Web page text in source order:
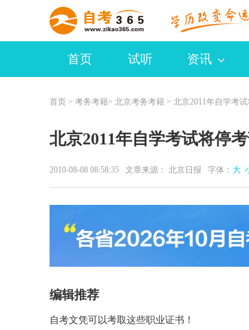
首页 试听 资讯
首页 > 考务考籍> 北京考务考籍 > 北京2011年自学考
北京2011年自学考试将停
2010-08-08 08:58:35 文章来源： 北京日报 字体： 大
编辑推荐
自考文凭可以考取这些职业证书！